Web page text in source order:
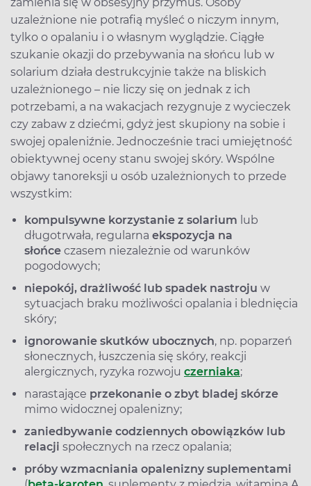
uzależnione nie potrafią myśleć o niczym innym,
tylko o opalaniu i o własnym wyglądzie. Ciągłe
szukanie okazji do przebywania na słońcu lub w
solarium działa destrukcyjnie także na bliskich
uzależnionego – nie liczy się on jednak z ich
potrzebami, a na wakacjach rezygnuje z wycieczek
czy zabaw z dziećmi, gdyż jest skupiony na sobie i
swojej opaleniźnie. Jednocześnie traci umiejętność
obiektywnej oceny stanu swojej skóry. Wspólne
objawy tanoreksji u osób uzależnionych to przede
wszystkim:
kompulsywne korzystanie z solarium lub
długotrwała, regularna ekspozycja na
słońce czasem niezależnie od warunków
pogodowych;
niepokój, drażliwość lub spadek nastroju w
sytuacjach braku możliwości opalania i blednięcia
skóry;
ignorowanie skutków ubocznych, np. poparzeń
słonecznych, łuszczenia się skóry, reakcji
alergicznych, ryzyka rozwoju czerniaka;
narastające przekonanie o zbyt bladej skórze
mimo widocznej opalenizny;
zaniedbywanie codziennych obowiązków lub
relacji społecznych na rzecz opalania;
próby wzmacniania opalenizny suplementami